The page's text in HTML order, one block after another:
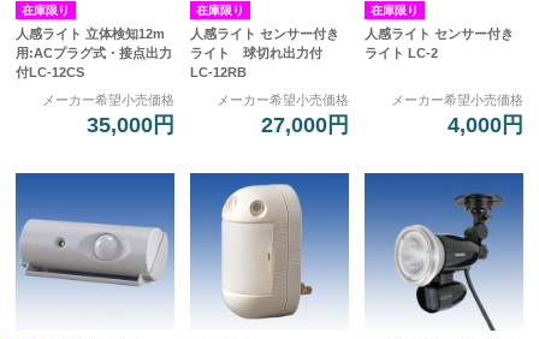
在庫限り
人感ライト 立体検知12m
用:ACプラグ式・接点出力
付LC-12CS
メーカー希望小売価格
35,000円
在庫限り
人感ライト センサー付き
ライト 球切れ出力付
LC-12RB
メーカー希望小売価格
27,000円
在庫限り
人感ライト センサー付き
ライト LC-2
メーカー希望小売価格
4,000円